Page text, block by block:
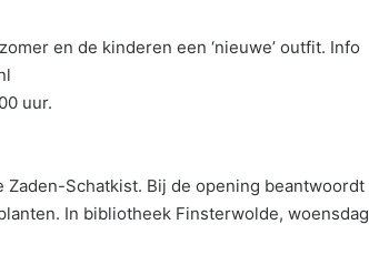
en de kinderen een ‘nieuwe’ outfit. Info
uur.
Schatkist. Bij de opening beantwoordt
In bibliotheek Finsterwolde, woensdag